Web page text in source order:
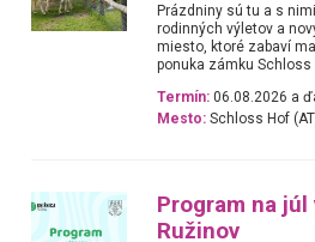
Prázdniny sú tu a s
rodinných výletov a
miesto, ktoré zabaví
ponuka zámku Schloss
Termín: 06.08.2026 a
Mesto: Schloss Hof
Program na
Ružinov